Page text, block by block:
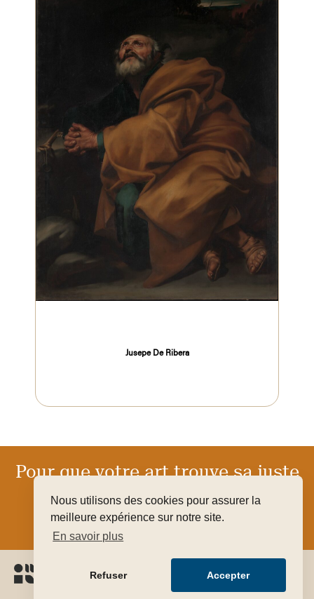
Nous utilisons des cookies pour assurer la
meilleure expérience sur notre site.
En savoir plus
Refuser Accepter
Jusepe De Ribera
Pour que votre art trouve sa juste
valeur
FAIRE ESTIMER GRATUITEMENT MON OBJET